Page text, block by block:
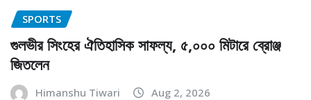
SPORTS
গুলভীর সিংহের ঐতিহাসিক সাফল্য, ৫,০০০ মিটারে ব্রোঞ্জ
জিতলেন
Himanshu Tiwari Aug 2, 2026